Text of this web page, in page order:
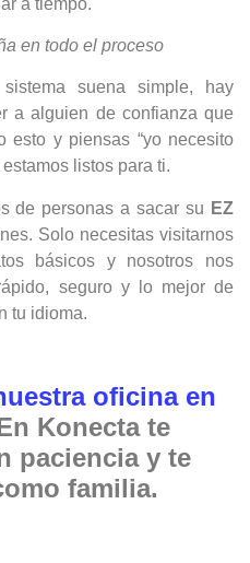
en todo el proceso
suena simple, hay
a alguien de confianza que
esto y piensas “yo necesito
estamos listos para ti.
de personas a sacar su EZ
Solo necesitas visitarnos
básicos y nosotros nos
seguro y lo mejor de
tu idioma.
oficina en
Konecta te
paciencia y te
familia.